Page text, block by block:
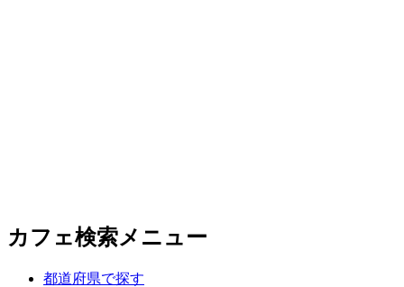
カフェ検索メニュー
都道府県で探す